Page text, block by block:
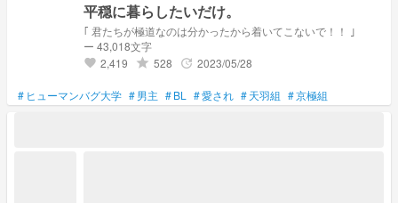
平穏に暮らしたいだけ。
｢ 君たちが極道なのは分かったから着いてこないで！！ ｣
ー 43,018文字
favorite 2,419 grade 528 update 2023/05/28
# ヒューマンバグ大学 #男主 #BL #愛され #天羽組 #京極組